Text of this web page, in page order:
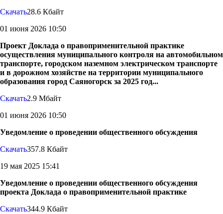
Скачать28.6 Кбайт
01 июня 2026 10:50
Проект Доклада о правоприменительной практике
осуществления муниципального контроля на автомобильном
транспорте, городском наземном электрическом транспорте
и в дорожном хозяйстве на территории муниципального
образования город Саяногорск за 2025 год...
Скачать2.9 Мбайт
01 июня 2026 10:50
Уведомление о проведении общественного обсуждения
Скачать357.8 Кбайт
19 мая 2025 15:41
Уведомление о проведении общественного обсуждения
проекта Доклада о правоприменительной практике
Скачать344.9 Кбайт